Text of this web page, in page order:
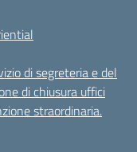
di segreteria e del
di chiusura uffici
straordinaria.